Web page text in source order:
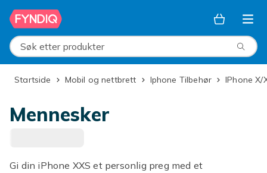
Hopp til hovedinnhold
Søk etter produkter
Startside Mobil og nettbrett Iphone Tilbehør iPhone X/
Mennesker
Gi din iPhone XXS et personlig preg med et